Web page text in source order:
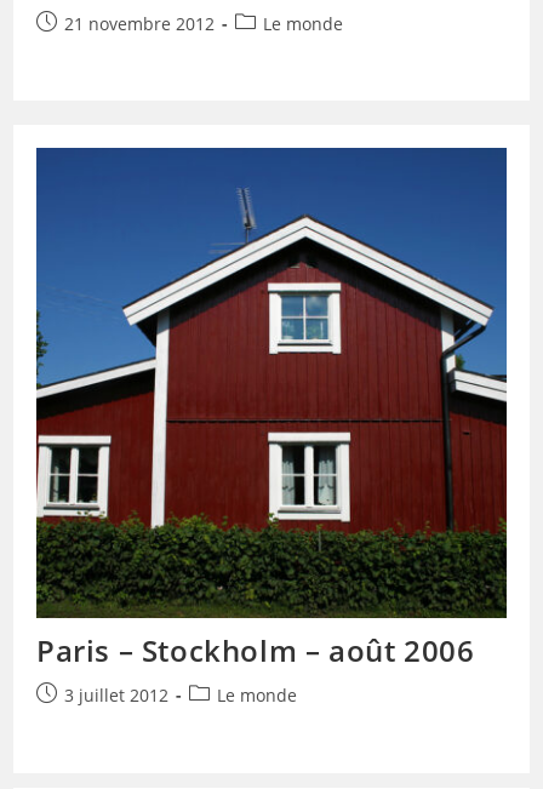
Publication
21 novembre 2012
PostLe monde
Paris – Stockholm – août 2006
Publication
3 juillet 2012
PostLe monde